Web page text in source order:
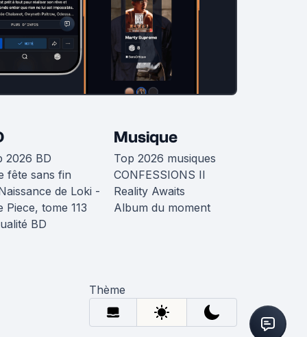
2026 BD
fête sans fin
de Loki -
Piece, tome 113
BD
Musique
Top 2026 musiques
CONFESSIONS II
Reality Awaits
Album du moment
Thème